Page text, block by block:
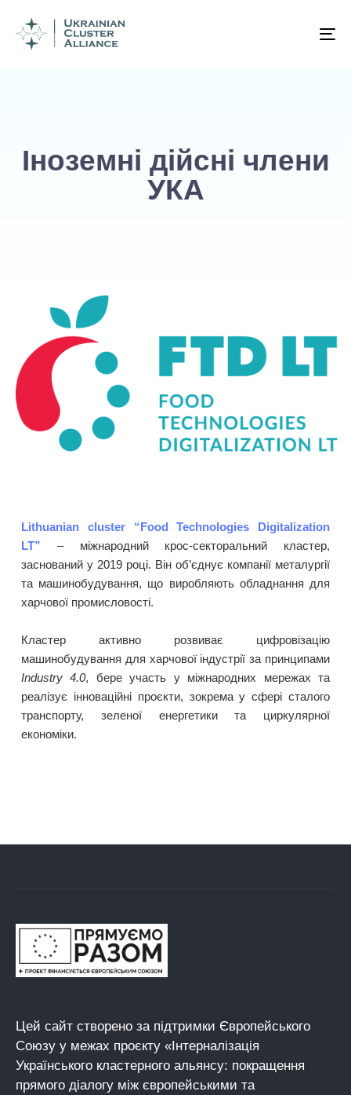
Іноземні дійсні члени
УКА
Lithuanian cluster “Food Technologies Digitalization
LT” – міжнародний крос-секторальний кластер,
заснований у 2019 році. Він об’єднує компанії металургії
та машинобудування, що виробляють обладнання для
харчової промисловості.
Кластер активно розвиває цифровізацію
машинобудування для харчової індустрії за принципами
Industry 4.0, бере участь у міжнародних мережах та
реалізує інноваційні проєкти, зокрема у сфері сталого
транспорту, зеленої енергетики та циркулярної
економіки.
Цей сайт створено за підтримки Європейського
Союзу у межах проєкту «Інтерналізація
Українського кластерного альянсу: покращення
прямого діалогу між європейськими та